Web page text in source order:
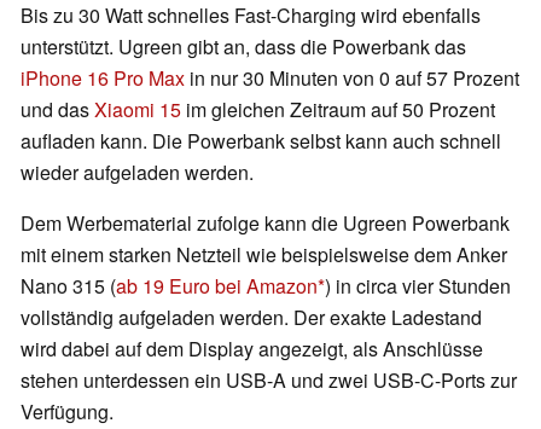
Bis zu 30 Watt schnelles Fast-Charging wird ebenfalls
unterstützt. Ugreen gibt an, dass die Powerbank das
iPhone 16 Pro Max in nur 30 Minuten von 0 auf 57 Prozent
und dasXiaomi 15 im gleichen Zeitraum auf 50 Prozent
aufladen kann. Die Powerbank selbst kann auch schnell
wieder aufgeladen werden.
Dem Werbematerial zufolge kann die Ugreen Powerbank
mit einem starken Netzteil wie beispielsweise dem Anker
Nano 315 (ab 19 Euro bei Amazon ) in circa vier Stunden
vollständig aufgeladen werden. Der exakte Ladestand
wird dabei auf dem Display angezeigt, als Anschlüsse
stehen unterdessen ein USB-A und zwei USB-C-Ports zur
Verfügung.